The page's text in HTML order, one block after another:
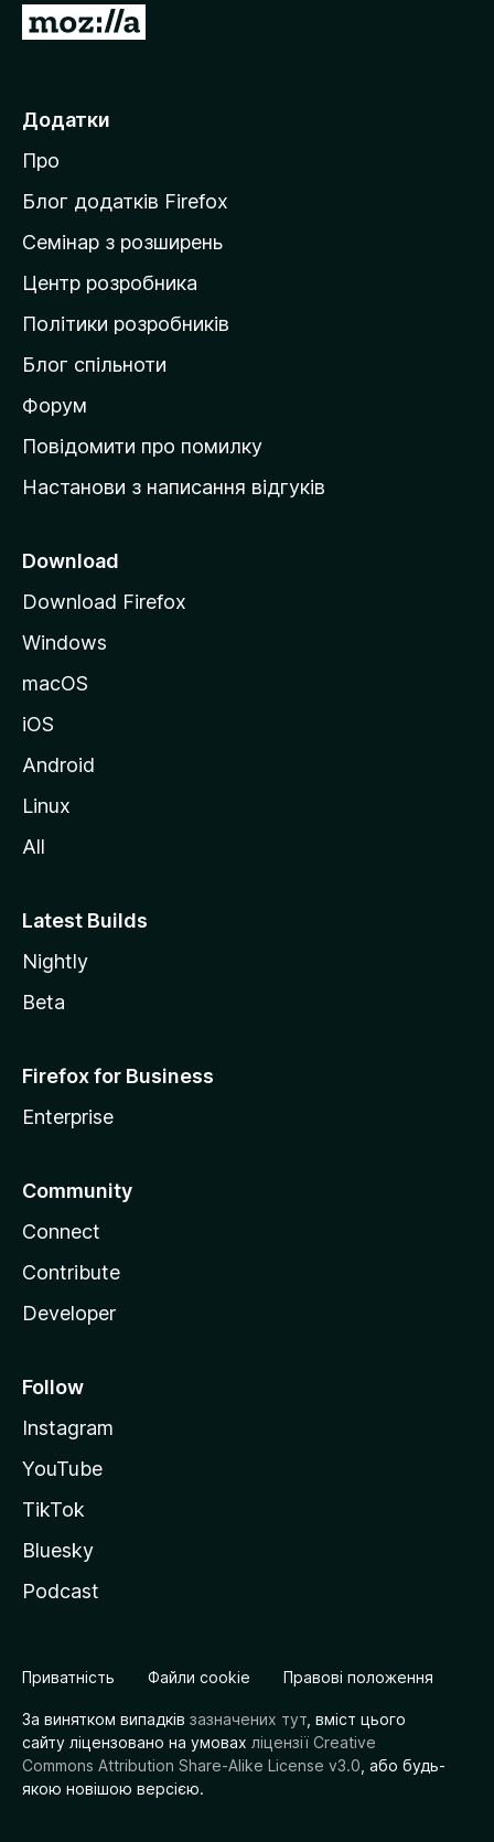
П
е
й
т
и
а
д
о
і
в
к
M
z
l
l
Додатки
Про
Блог додатків Firefox
Семінар з розширень
Центр розробника
Політики розробників
Блог спільноти
Форум
Повідомити про помилку
Настанови з написання відгуків
Download
Download Firefox
Windows
macOS
iOS
Android
Linux
All
Latest Builds
Nightly
Beta
Firefox for Business
Enterprise
Community
Connect
Contribute
Developer
Follow
Instagram
YouTube
TikTok
Bluesky
Podcast
Приватність Файли cookie Правові положення
За винятком випадків зазначених тут , вміст цього
сайту ліцензовано на умовах ліцензії Creative
Commons Attribution Share-Alike License v3.0 , або будь-
якою новішою версією.